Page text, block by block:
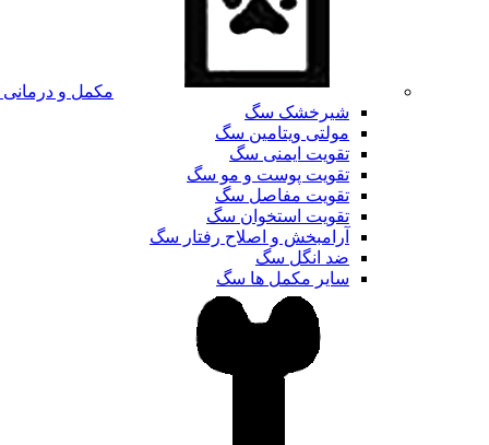
مکمل و
شیرخشک سگ
مولتی ویتامین سگ
تقویت ایمنی سگ
تقویت پوست و مو سگ
تقویت مفاصل سگ
تقویت استخوان سگ
آرامبخش و اصلاح رفتار سگ
ضد انگل سگ
سایر مکمل ها سگ